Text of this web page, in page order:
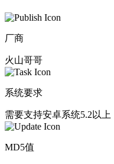
厂商
火山哥哥
系统要求
需要支持安卓系统5.2以上
MD5值